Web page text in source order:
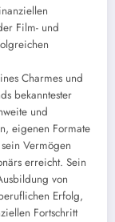
Film- und
Charmes und
bekanntester
und
eigenen Formate
Vermögen
erreicht. Sein
von
Erfolg,
Fortschritt